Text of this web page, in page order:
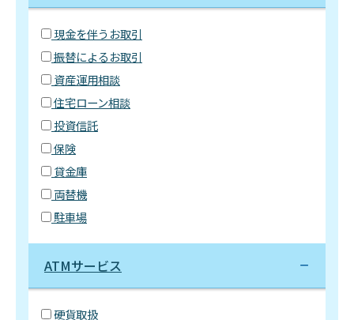
現金を伴うお取引
振替によるお取引
資産運用相談
住宅ローン相談
投資信託
保険
貸金庫
両替機
駐車場
ATMサービス
硬貨取扱